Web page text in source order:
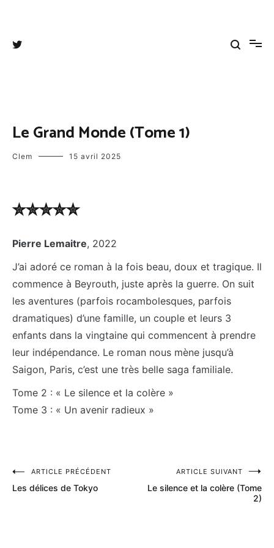
Le Grand Monde (Tome 1)
Clem 15 avril 2025
✮✮✮✮✮
Pierre Lemaitre, 2022
J’ai adoré ce roman à la fois beau, doux et tragique. Il
commence à Beyrouth, juste après la guerre. On suit
les aventures (parfois rocambolesques, parfois
dramatiques) d’une famille, un couple et leurs 3
enfants dans la vingtaine qui commencent à prendre
leur indépendance. Le roman nous mène jusqu’à
Saigon, Paris, c’est une très belle saga familiale.
Tome 2 : « Le silence et la colère »
Tome 3 : « Un avenir radieux »
Navigation
de
ARTICLE PRÉCÉDENT
Les délices de Tokyo
ARTICLE SUIVANT
Le silence et la colère (Tome
2)